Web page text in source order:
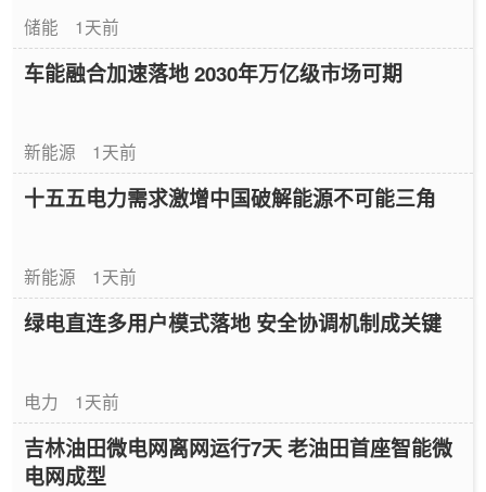
储能 1天前
车能融合加速落地 2030年万亿级市场可期
新能源 1天前
十五五电力需求激增中国破解能源不可能三角
新能源 1天前
绿电直连多用户模式落地 安全协调机制成关键
电力 1天前
吉林油田微电网离网运行7天 老油田首座智能微
电网成型